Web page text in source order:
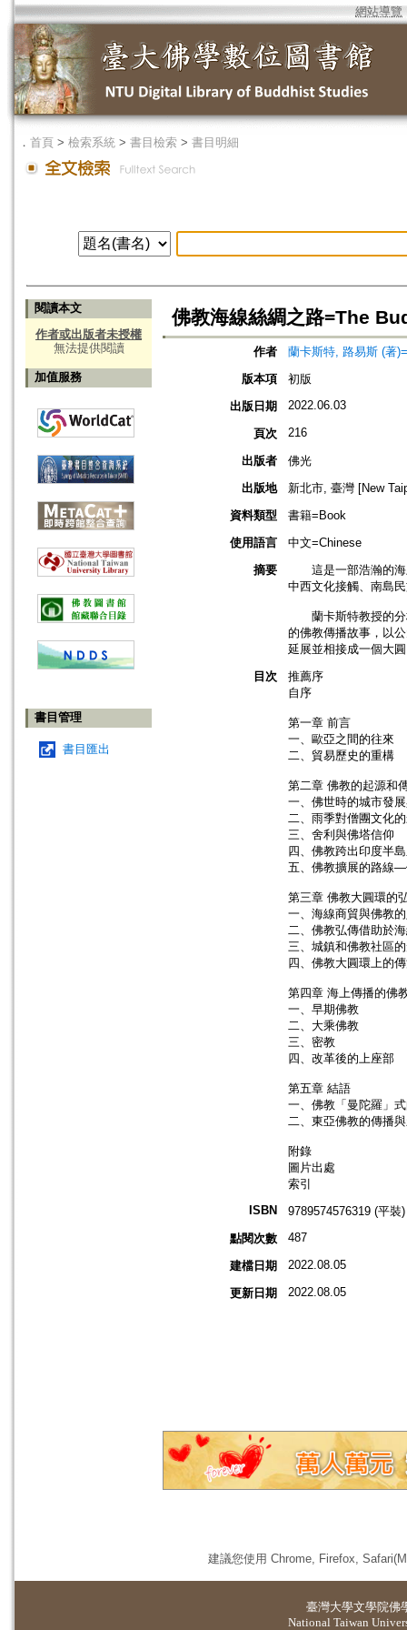
網站導覽
． 首頁 > 檢索系統 > 書目檢索 > 書目明細
閱讀本文
作者或出版者未授權
無法提供閱讀
加值服務
書目管理
書目匯出
佛教海線絲綢之路=The
作者
蘭卡斯特, 路易斯 (著
版本項
初版
出版日期
2022.06.03
頁次 216
出版者
佛光
出版地
新北市, 臺灣 [New
資料類型
書籍=Book
使用語言
中文=Chinese
摘要
這是一部浩瀚的海
中西文化接觸、南島
蘭卡斯特教授的分
的佛教傳播故事，以
延展並相接成一個大
目次
推薦序
自序
第一章 前言
一、歐亞之間的往來
二、貿易歷史的重構
第二章 佛教的起源和
一、佛世時的城市發
二、雨季對僧團文化
三、舍利與佛塔信仰
四、佛教跨出印度半
五、佛教擴展的路線
第三章 佛教大圓環的
一、海線商貿與佛教
二、佛教弘傳借助於
三、城鎮和佛教社區
四、佛教大圓環上的
第四章 海上傳播的佛
一、早期佛教
二、大乘佛教
三、密教
四、改革後的上座部
第五章 結語
一、佛教「曼陀羅」
二、東亞佛教的傳播
附錄
圖片出處
索引
ISBN
9789574576319 (平裝)
點閱次數
487
建檔日期 2022.08.05
更新日期 2022.08.05
建議您使用 Chrome, Firefox,
臺灣大學文學院佛
National Taiwan